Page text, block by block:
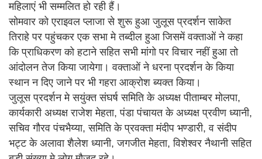
महिलाएं भी सम्मलित हो रही हैं।
सोमवार को एराइवल प्लाजा से शुरू हुआ जुलूस प्रदर्शन साकेत
तिराहे पर पहुंचकर एक सभा मे तब्दील हुआ जिसमें वक्ताओं ने कहा
कि प्राधिकरण को हटाने सहित सभी मांगो पर विचार नहीं हुआ तो
आंदोलन तेज किया जायेगा। वक्ताओं ने धरना प्रदर्शन के किया
स्थान न दिए जाने पर भी गहरा आक्रोश ब्यक्त किया।
जुलूस प्रदर्शन मे सयुंक्त संघर्ष समिति के अध्यक्ष पीताम्बर मोलपा,
कार्यकारी अध्यक्ष राजेश मेहता, पंडा पंचायत के अध्यक्ष प्रवीण ध्यानी,
सचिव गौरव पंचभैय्या, समिति के प्रवक्ता मंदीप भण्डारी, व संदीप
भट्ट के अलावा शैलेश ध्यानी, जगजीत मेहता, विशेश्वर नैथानी सहित